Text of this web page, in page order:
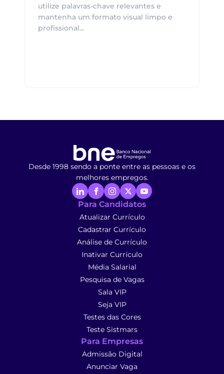
utilize palavras-chave relevantes e
mantenha um formato visual limpo e
profissional...
Desde 1998 sendo a ponte entre as pessoas e os
melhores empregos.
Para Candidatos
Atualizar Currículo
Cadastrar Currículo
Análise de Currículo
Inativar Currículo
Média Salarial
Pesquisa de Vagas
Sala VIP
Seja VIP
Testes das Cores
Teste Sistmars
Para Empresas
Admissão Digital
Anunciar Vaga